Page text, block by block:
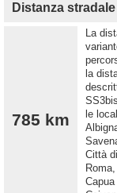
Distanza
785 km
La
la
le
Città